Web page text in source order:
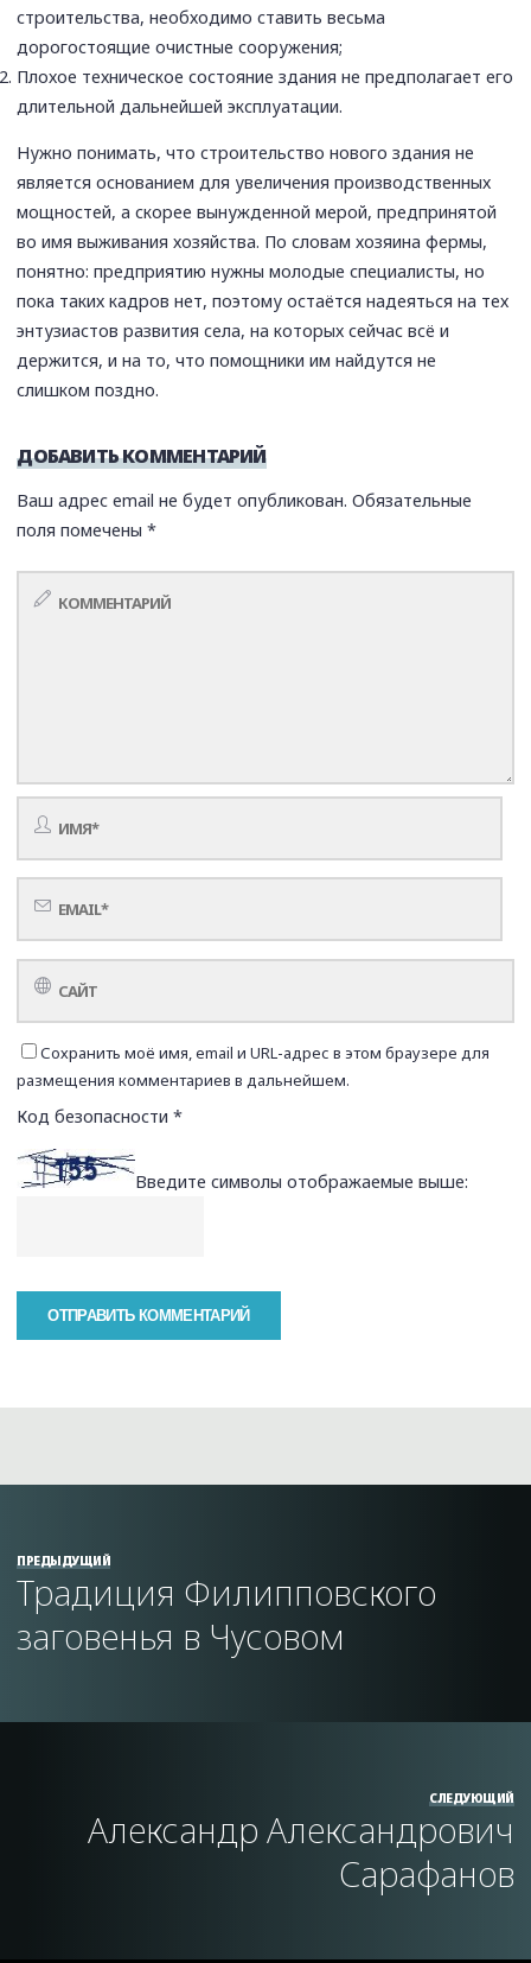
строительства, необходимо ставить весьма
дорогостоящие очистные сооружения;
Плохое техническое состояние здания не предполагает его
длительной дальнейшей эксплуатации.
Нужно понимать, что строительство нового здания не
является основанием для увеличения производственных
мощностей, а скорее вынужденной мерой, предпринятой
во имя выживания хозяйства. По словам хозяина фермы,
понятно: предприятию нужны молодые специалисты, но
пока таких кадров нет, поэтому остаётся надеяться на тех
энтузиастов развития села, на которых сейчас всё и
держится, и на то, что помощники им найдутся не
слишком поздно.
ДОБАВИТЬ КОММЕНТАРИЙ
Ваш адрес email не будет опубликован. Обязательные
поля помечены*
Сохранить моё имя, email и URL-адрес в этом браузере для
размещения комментариев в дальнейшем.
Код безопасности*
Введите символы отображаемые выше:
ПРЕДЫДУЩИЙ
Традиция Филипповского
заговенья в Чусовом
СЛЕДУЮЩИЙ
Александр Александрович
Сарафанов